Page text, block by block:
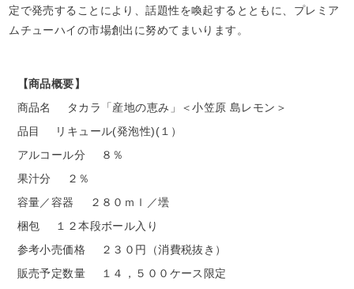
定で発売することにより、話題性を喚起するとともに、プレミア
ムチューハイの市場創出に努めてまいります。
【商品概要】
商品名
タカラ「産地の恵み」＜小笠原 島レモン＞
品目
リキュール(発泡性)(１）
アルコール分
８％
果汁分
２％
容量／容器
２８０ｍｌ／壜
梱包
１２本段ボール入り
参考小売価格
２３０円（消費税抜き）
販売予定数量
１４，５００ケース限定